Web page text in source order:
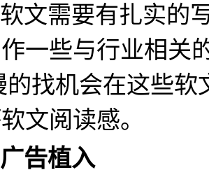
文需要有扎实的
一些与行业相关
的找机会在这些
文阅读感。
告植入